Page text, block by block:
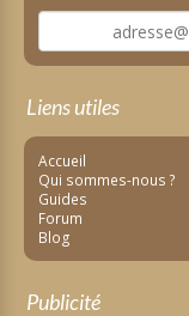
Liens utiles
Accueil
Qui sommes-nous ?
Guides
Forum
Blog
Publicité